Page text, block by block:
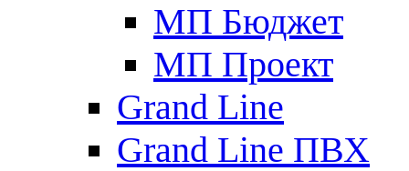
МП Бюджет
МП Проект
Grand Line
Grand Line ПВХ